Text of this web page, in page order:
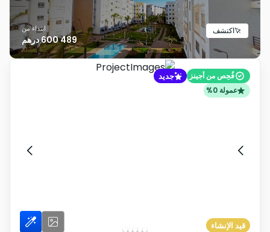
اكتشف ابتداء من
489 600 درهم
فُحِص من أجينز جديد
عمولة 0%
قيد الإنشاء